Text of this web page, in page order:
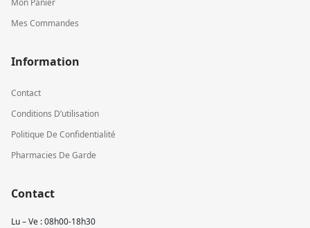
Mes Commandes
Information
Contact
Conditions D’utilisation
Politique De Confidentialité
Pharmacies De Garde
Contact
Lu – Ve : 08h00-18h30